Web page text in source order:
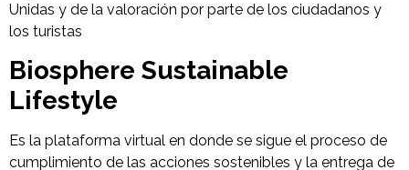
Unidas y de la valoración por parte de los ciudadanos y
los turistas
Biosphere Sustainable
Lifestyle
Es la plataforma virtual en donde se sigue el proceso de
cumplimiento de las acciones sostenibles y la entrega de